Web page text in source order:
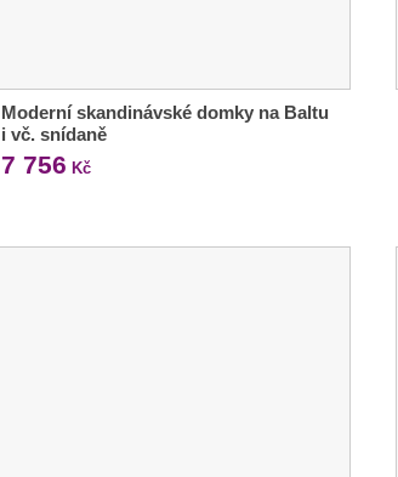
Moderní skandinávské domky na Baltu
i vč. snídaně
7 756 Kč